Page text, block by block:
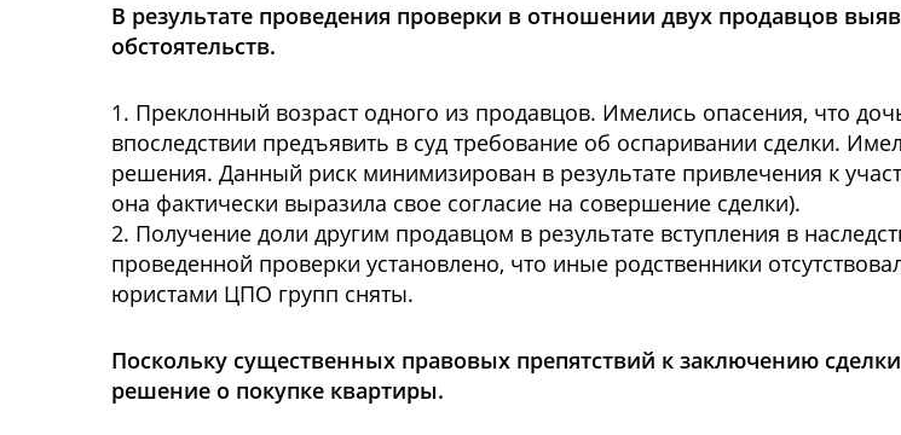
В результате проведения проверки в отношении двух продавцов
обстоятельств.
1. Преклонный возраст одного из продавцов. Имелись опасения, что
впоследствии предъявить в суд требование об оспаривании сделки.
решения. Данный риск минимизирован в результате привлечения к
она фактически выразила свое согласие на совершение сделки).
2. Получение доли другим продавцом в результате вступления в
проведенной проверки установлено, что иные родственники
юристами ЦПО групп сняты.
Поскольку существенных правовых препятствий к заключению
решение о покупке квартиры.